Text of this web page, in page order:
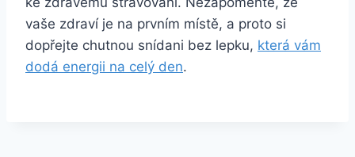
vaše zdraví je na prvním místě, a proto si
dopřejte chutnou snídani bez lepku, která vám
dodá energii na celý den.